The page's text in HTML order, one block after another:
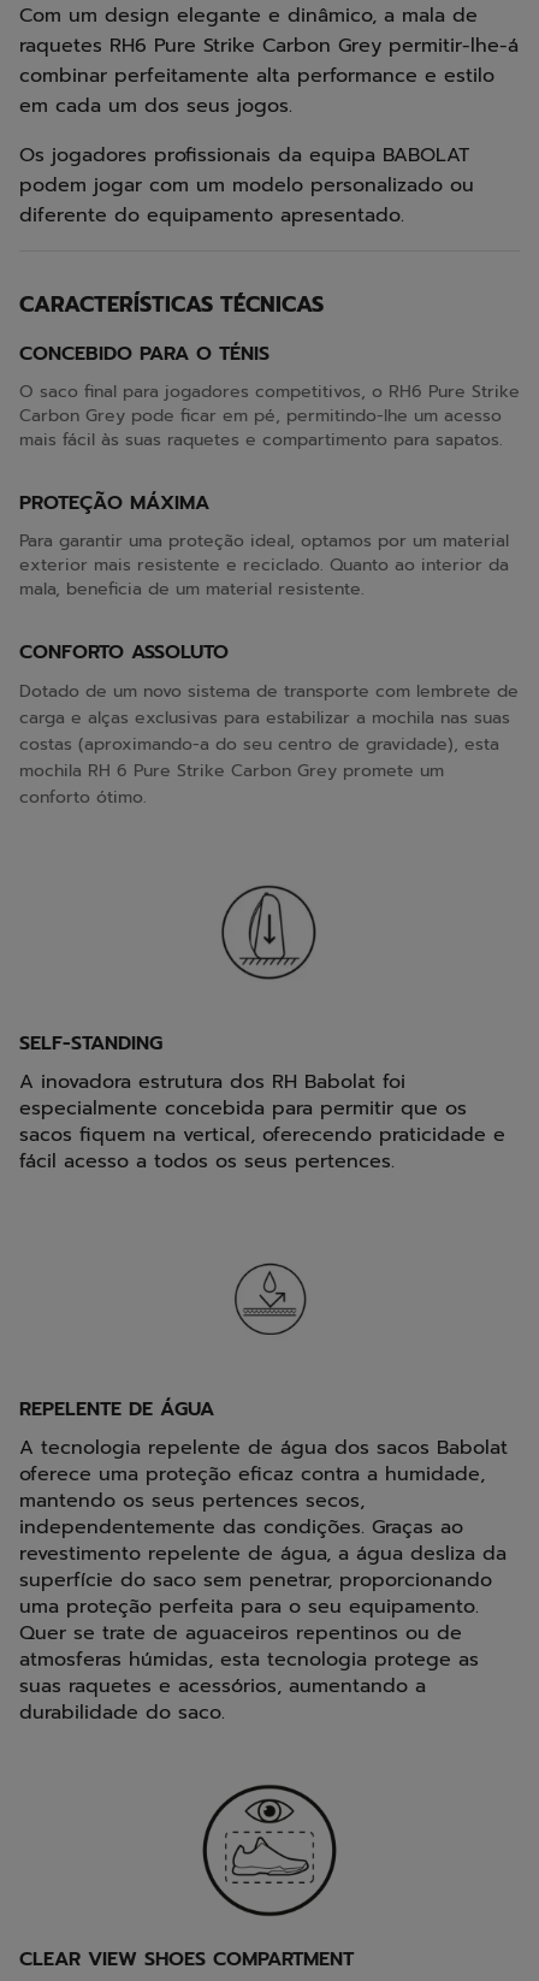
Com um design elegante e dinâmico, a mala de
raquetes RH6 Pure Strike Carbon Grey permitir-lhe-á
combinar perfeitamente alta performance e estilo
em cada um dos seus jogos.
Os jogadores profissionais da equipa BABOLAT
podem jogar com um modelo personalizado ou
diferente do equipamento apresentado.
CARACTERÍSTICAS TÉCNICAS
CONCEBIDO PARA O TÉNIS
O saco final para jogadores competitivos, o RH6 Pure Strike
Carbon Grey pode ficar em pé, permitindo-lhe um acesso
mais fácil às suas raquetes e compartimento para sapatos.
PROTEÇÃO MÁXIMA
Para garantir uma proteção ideal, optamos por um material
exterior mais resistente e reciclado. Quanto ao interior da
mala, beneficia de um material resistente.
CONFORTO ASSOLUTO
Dotado de um novo sistema de transporte com lembrete de
carga e alças exclusivas para estabilizar a mochila nas suas
costas (aproximando-a do seu centro de gravidade), esta
mochila RH 6 Pure Strike Carbon Grey promete um
conforto ótimo.
SELF-STANDING
A inovadora estrutura dos RH Babolat foi
especialmente concebida para permitir que os
sacos fiquem na vertical, oferecendo praticidade e
fácil acesso a todos os seus pertences.
REPELENTE DE ÁGUA
A tecnologia repelente de água dos sacos Babolat
oferece uma proteção eficaz contra a humidade,
mantendo os seus pertences secos,
independentemente das condições. Graças ao
revestimento repelente de água, a água desliza da
superfície do saco sem penetrar, proporcionando
uma proteção perfeita para o seu equipamento.
Quer se trate de aguaceiros repentinos ou de
atmosferas húmidas, esta tecnologia protege as
suas raquetes e acessórios, aumentando a
durabilidade do saco.
CLEAR VIEW SHOES COMPARTMENT